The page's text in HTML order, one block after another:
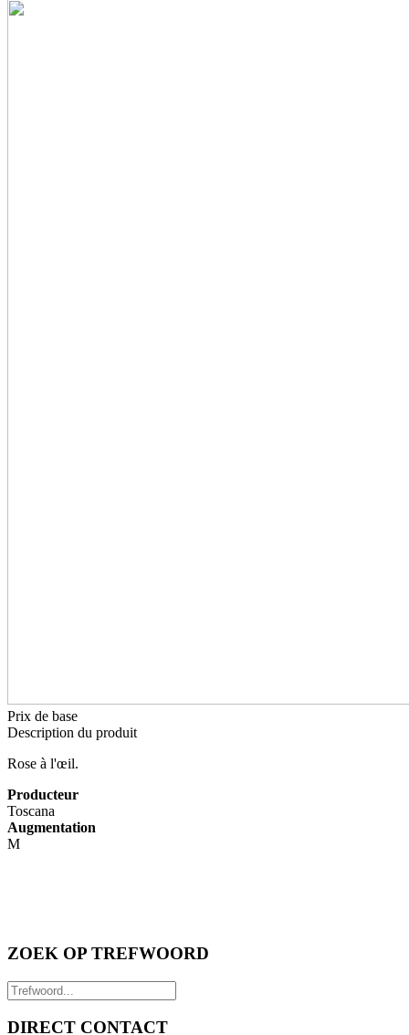
Prix de base
Description du produit
Rose à l'œil.
Producteur
Toscana
Augmentation
M
ZOEK OP TREFWOORD
DIRECT CONTACT